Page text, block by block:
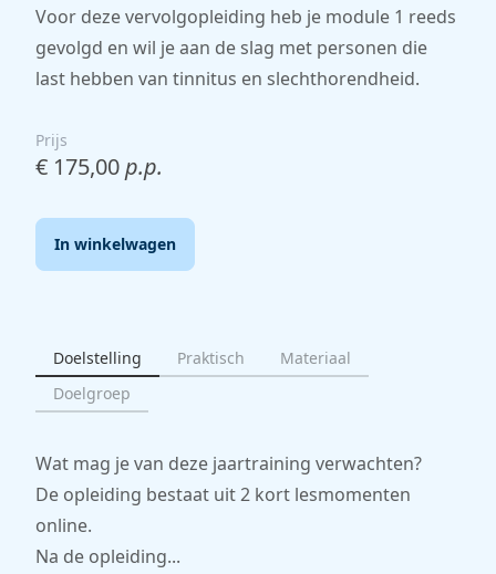
Voor deze vervolgopleiding heb je module 1 reeds
gevolgd en wil je aan de slag met personen die
last hebben van tinnitus en slechthorendheid.
Prijs
€ 175,00p.p.
In winkelwagen
Doelstelling Praktisch
Materiaal
Doelgroep
Wat mag je van deze jaartraining verwachten?
De opleiding bestaat uit 2 kort lesmomenten
online.
Na de opleiding...